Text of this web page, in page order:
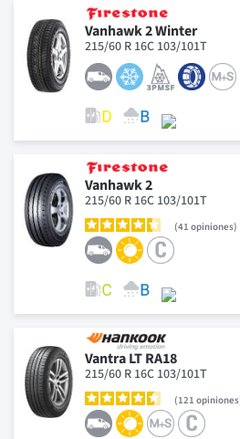
Vanhawk 2 Winter
215/60 R 16C 103/101T
Vanhawk 2
215/60 R 16C 103/101T
41 opiniones
Vantra LT RA18
215/60 R 16C 103/101T
121 opiniones